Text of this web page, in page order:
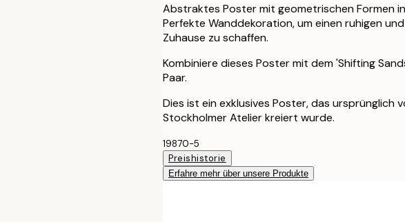
Abstraktes Poster mit geometrischen Formen
Perfekte Wanddekoration, um einen ruhigen
Zuhause zu schaffen.
Kombiniere dieses Poster mit dem 'Shifting
Paar.
Dies ist ein exklusives Poster, das ursprünglich
Stockholmer Atelier kreiert wurde.
19870-5
Preishistorie
Erfahre mehr über unsere Produkte